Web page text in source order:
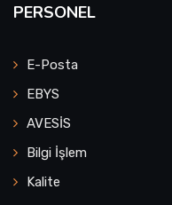
PERSONEL
E-Posta
EBYS
AVESİS
Bilgi İşlem
Kalite